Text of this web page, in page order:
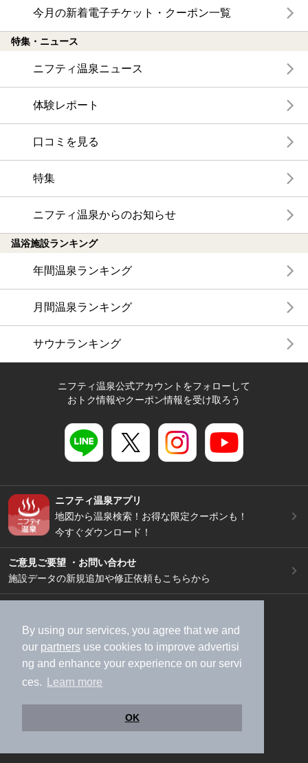
By using our services, you agree that we and
our partners use cookies to improve advertisi
ng and enhance your experience on our servi
ces.
Learn more
OK
今月の新着電子チケット・クーポン一覧
特集・ニュース
ニフティ温泉ニュース
体験レポート
口コミを見る
特集
ニフティ温泉からのお知らせ
温浴施設ランキング
年間温泉ランキング
月間温泉ランキング
サウナランキング
ニフティ温泉公式アカウントをフォローして
おトク情報やクーポン情報を受け取ろう
ニフティ温泉アプリ
地図から温泉検索！お得な限定クーポンも！
今すぐダウンロード！
ご意見ご要望 ・お問い合わせ
施設データの新規追加や修正依頼もこちらから
加盟店募集（資料請求）
広告出稿のご案内
利用規約
ライフスタイルMEMBERS+規約
特定商取引法に基づく表記
ヘルプ
採用情報
運営会社